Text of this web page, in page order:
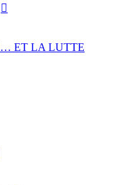
ET LA LUTTE